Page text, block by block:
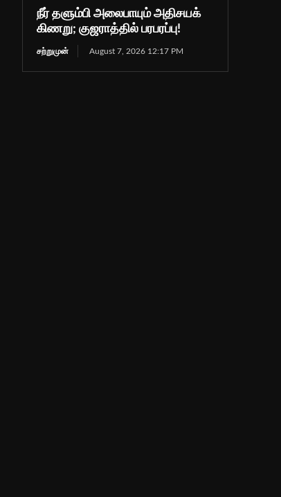
நீர் தளும்பி அலைபாயும் அதிசயக்
கிணறு; குஜராத்தில் பரபரப்பு!
சற்றுமுன் August 7, 2026 12:17 PM